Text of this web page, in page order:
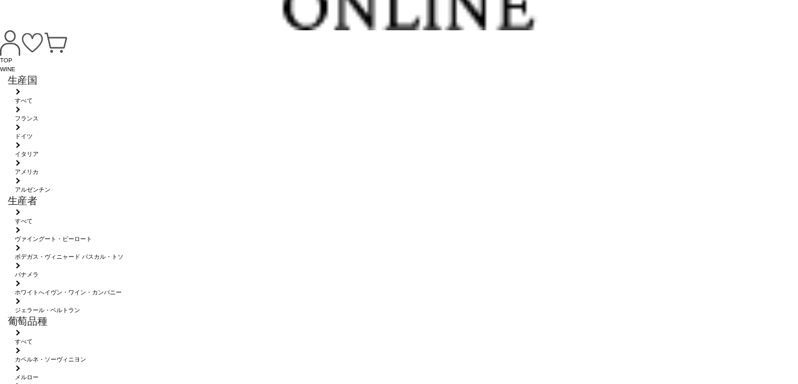
TOP
WINE
生産国
すべて
フランス
ドイツ
イタリア
アメリカ
アルゼンチン
生産者
すべて
ヴァイングート・ピーロート
ボデガス・ヴィニャード パスカル・トソ
パナメラ
ホワイトへイヴン・ワイン・カンパニー
ジェラール・ベルトラン
葡萄品種
すべて
カベルネ・ソーヴィニヨン
メルロー